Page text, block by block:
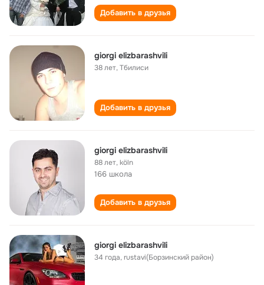
Добавить в друзья
giorgi elizbarashvili
38 лет,Тбилиси
Добавить в друзья
giorgi elizbarashvili
88 лет,köln
166 школа
Добавить в друзья
giorgi elizbarashvili
34 года,rustavi(Борзинский район)